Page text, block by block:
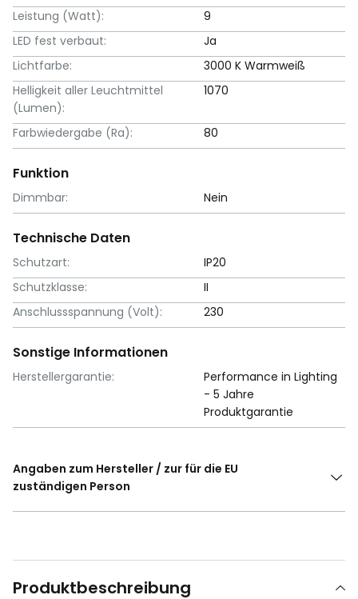
Leistung (Watt):
9
LED fest verbaut:
Ja
Lichtfarbe:
3000 K Warmweiß
Helligkeit aller Leuchtmittel
(Lumen):
1070
Farbwiedergabe (Ra): 80
Funktion
Dimmbar: Nein
Technische Daten
Schutzart:
IP20
Schutzklasse:
II
Anschlussspannung (Volt):
230
Sonstige Informationen
Herstellergarantie:
Performance in Lighting
- 5 Jahre
Produktgarantie
Angaben zum Hersteller / zur für die EU
zuständigen Person
Produktbeschreibung